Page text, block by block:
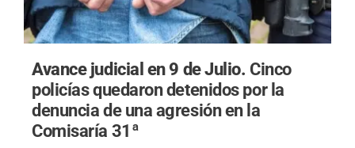
Avance judicial en 9 de Julio. Cinco
policías quedaron detenidos por la
denuncia de una agresión en la
Comisaría 31ª